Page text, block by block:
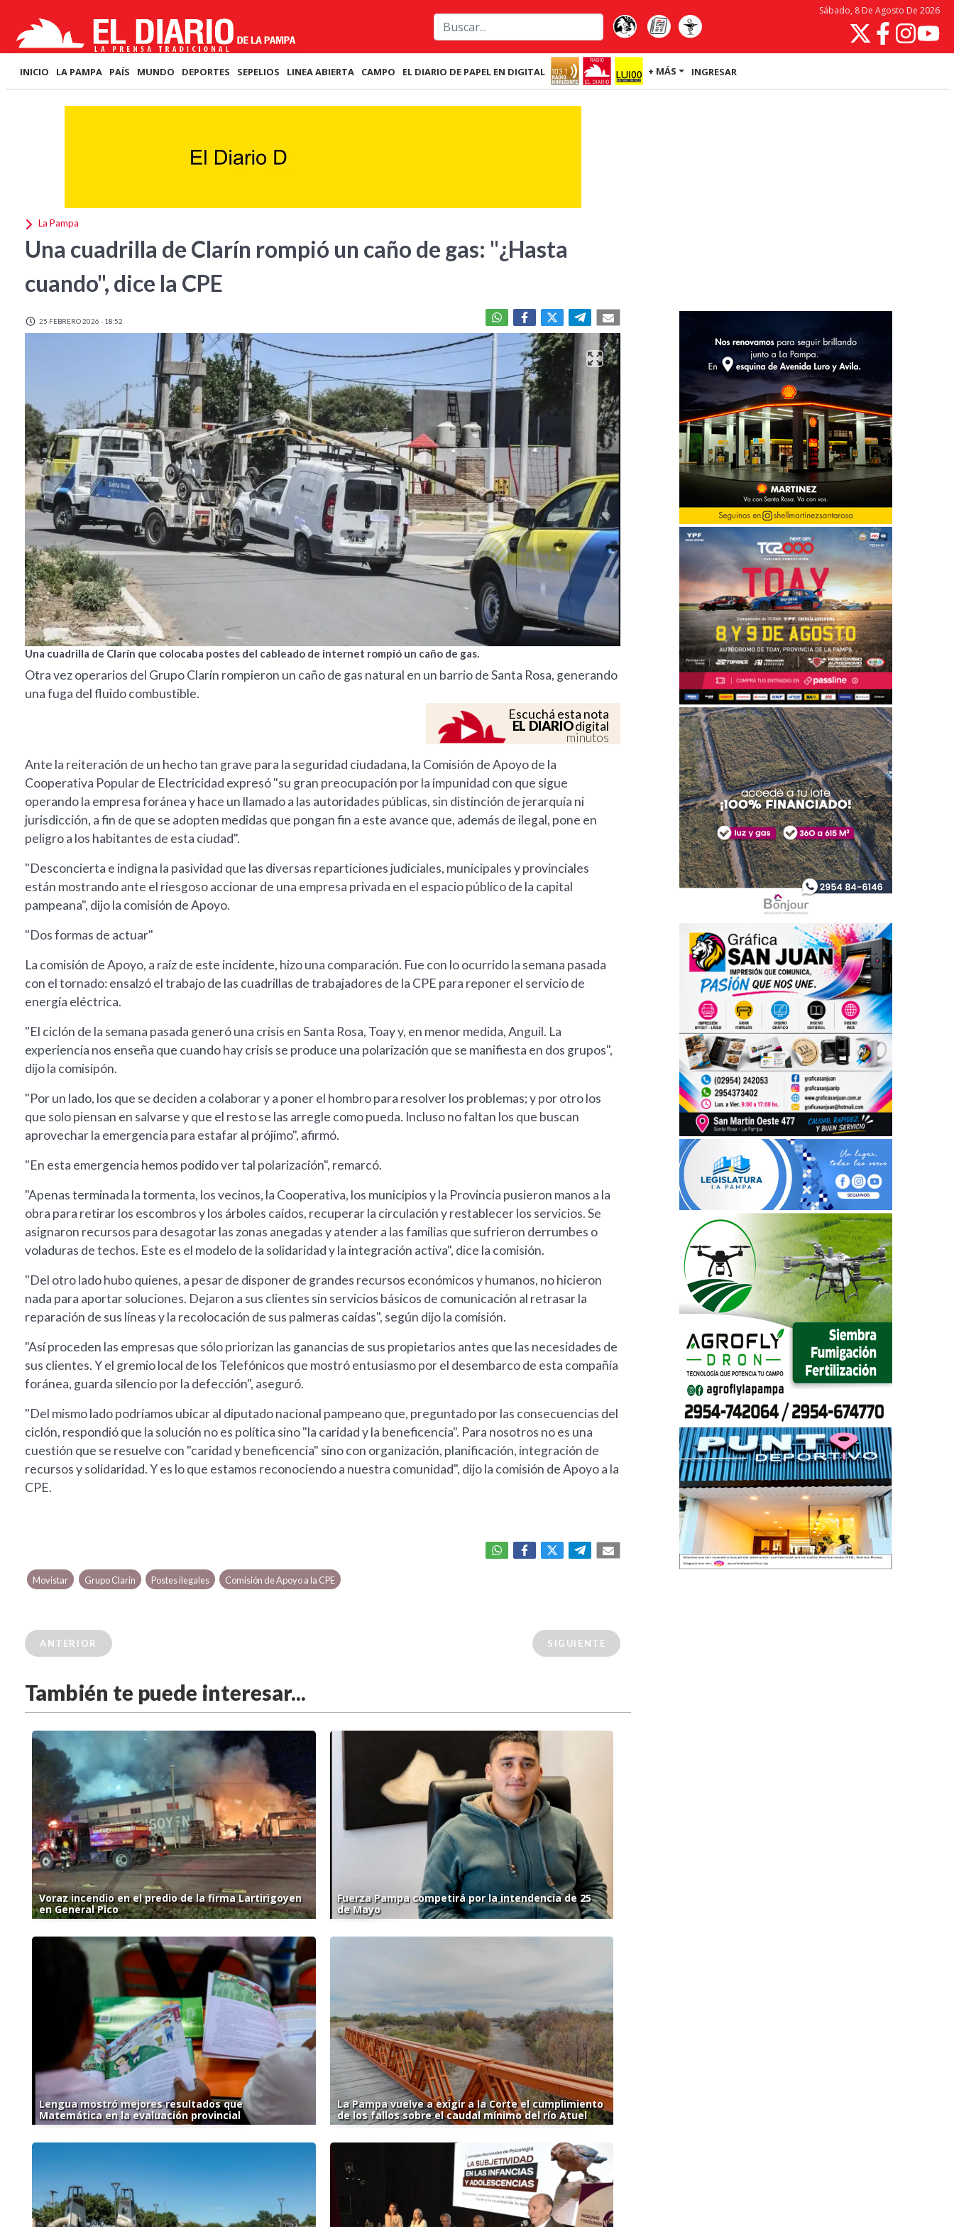
Sábado, 8 De Agosto De 2026
INICIO LA PAMPA PAÍS MUNDO DEPORTES SEPELIOS LINEA ABIERTA CAMPO EL DIARIO DE PAPEL EN DIGITAL + MÁS INGRESAR
La Pampa
Una cuadrilla de Clarín rompió un caño de gas: "¿Hasta
cuando", dice la CPE
25 FEBRERO 2026 - 18:52
Una cuadrilla de Clarín que colocaba postes del cableado de internet rompió un caño de gas.
Otra vez operarios del Grupo Clarín rompieron un caño de gas natural en un barrio de Santa Rosa, generando
una fuga del fluido combustible.
Escuchá esta nota
EL DIARIOdigital
minutos
Ante la reiteración de un hecho tan grave para la seguridad ciudadana, la Comisión de Apoyo de la
Cooperativa Popular de Electricidad expresó "su gran preocupación por la impunidad con que sigue
operando la empresa foránea y hace un llamado a las autoridades públicas, sin distinción de jerarquía ni
jurisdicción, a fin de que se adopten medidas que pongan fin a este avance que, además de ilegal, pone en
peligro a los habitantes de esta ciudad".
"Desconcierta e indigna la pasividad que las diversas reparticiones judiciales, municipales y provinciales
están mostrando ante el riesgoso accionar de una empresa privada en el espacio público de la capital
pampeana", dijo la comisión de Apoyo.
"Dos formas de actuar"
La comisión de Apoyo, a raíz de este incidente, hizo una comparación. Fue con lo ocurrido la semana pasada
con el tornado: ensalzó el trabajo de las cuadrillas de trabajadores de la CPE para reponer el servicio de
energía eléctrica.
"El ciclón de la semana pasada generó una crisis en Santa Rosa, Toay y, en menor medida, Anguil. La
experiencia nos enseña que cuando hay crisis se produce una polarización que se manifiesta en dos grupos",
dijo la comisipón.
"Por un lado, los que se deciden a colaborar y a poner el hombro para resolver los problemas; y por otro los
que solo piensan en salvarse y que el resto se las arregle como pueda. Incluso no faltan los que buscan
aprovechar la emergencia para estafar al prójimo", afirmó.
"En esta emergencia hemos podido ver tal polarización", remarcó.
"Apenas terminada la tormenta, los vecinos, la Cooperativa, los municipios y la Provincia pusieron manos a la
obra para retirar los escombros y los árboles caídos, recuperar la circulación y restablecer los servicios. Se
asignaron recursos para desagotar las zonas anegadas y atender a las familias que sufrieron derrumbes o
voladuras de techos. Este es el modelo de la solidaridad y la integración activa", dice la comisión.
"Del otro lado hubo quienes, a pesar de disponer de grandes recursos económicos y humanos, no hicieron
nada para aportar soluciones. Dejaron a sus clientes sin servicios básicos de comunicación al retrasar la
reparación de sus líneas y la recolocación de sus palmeras caídas", según dijo la comisión.
"Así proceden las empresas que sólo priorizan las ganancias de sus propietarios antes que las necesidades de
sus clientes. Y el gremio local de los Telefónicos que mostró entusiasmo por el desembarco de esta compañía
foránea, guarda silencio por la defección", aseguró.
"Del mismo lado podríamos ubicar al diputado nacional pampeano que, preguntado por las consecuencias del
ciclón, respondió que la solución no es política sino "la caridad y la beneficencia". Para nosotros no es una
cuestión que se resuelve con "caridad y beneficencia" sino con organización, planificación, integración de
recursos y solidaridad. Y es lo que estamos reconociendo a nuestra comunidad", dijo la comisión de Apoyo a la
CPE.
Movistar Grupo Clarin Postes ilegales Comisión de Apoyo a la CPE
ANTERIOR SIGUIENTE
También te puede interesar...
Voraz incendio en el predio de la firma Lartirigoyen
en General Pico
Fuerza Pampa competirá por la intendencia de 25
de Mayo
Lengua mostró mejores resultados que
Matemática en la evaluación provincial
La Pampa vuelve a exigir a la Corte el cumplimiento
de los fallos sobre el caudal mínimo del río Atuel